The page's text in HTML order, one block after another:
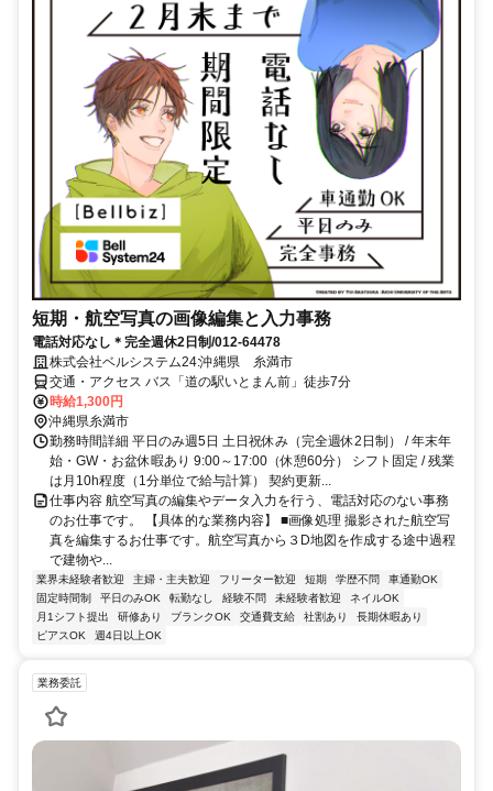
短期・航空写真の画像編集と入力事務
電話対応なし＊完全週休2日制/012-64478
株式会社ベルシステム24:沖縄県 糸満市
交通・アクセス バス「道の駅いとまん前」徒歩7分
時給1,300円
沖縄県糸満市
勤務時間詳細 平日のみ週5日 土日祝休み（完全週休2日制） / 年末年
始・GW・お盆休暇あり 9:00～17:00（休憩60分） シフト固定 / 残業
は月10h程度（1分単位で給与計算） 契約更新...
仕事内容 航空写真の編集やデータ入力を行う、電話対応のない事務
のお仕事です。 【具体的な業務内容】 ■画像処理 撮影された航空写
真を編集するお仕事です。航空写真から３D地図を作成する途中過程
で建物や...
業界未経験者歓迎 主婦・主夫歓迎 フリーター歓迎 短期 学歴不問
車通勤OK
固定時間制
平日のみOK 転勤なし 経験不問 未経験者歓迎
ネイルOK
月1シフト提出
研修あり ブランクOK 交通費支給 社割あり
長期休暇あり
ピアスOK
週4日以上OK
業務委託